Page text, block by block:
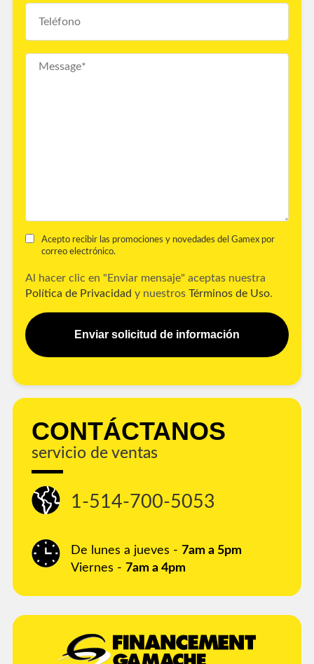
Acepto recibir las promociones y novedades del Gamex por
correo electrónico.
Al hacer clic en "Enviar mensaje" aceptas nuestra
Política de Privacidad y nuestros Términos de Uso.
Enviar solicitud de información
CONTÁCTANOS
servicio de ventas
1-514-700-5053
De lunes a jueves - 7am a 5pm
Viernes - 7am a 4pm